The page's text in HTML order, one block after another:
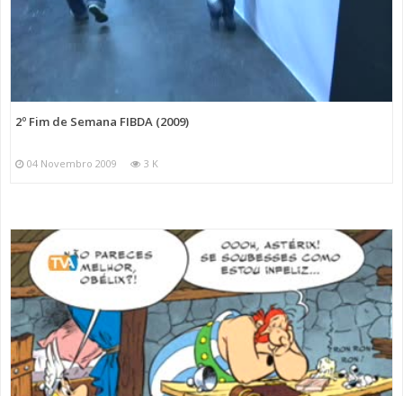
2º Fim de Semana FIBDA (2009)
04 Novembro 2009 3 K